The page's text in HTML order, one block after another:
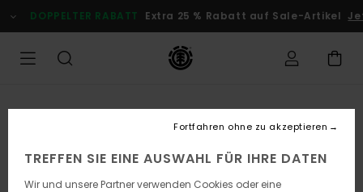
zur
Produktinformation
DOPPELTER RABATT Extra 25 % Rabatt auf Sale-Artikel
TREFFEN SIE EINE AUSWAHL FÜR IHRE DATEN
Wir und unsere Partner verwenden Cookies oder eine
Fortfahren ohne zu akzeptieren